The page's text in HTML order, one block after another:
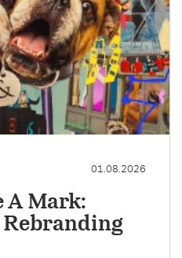
01.08.2026
A Mark:
Rebranding